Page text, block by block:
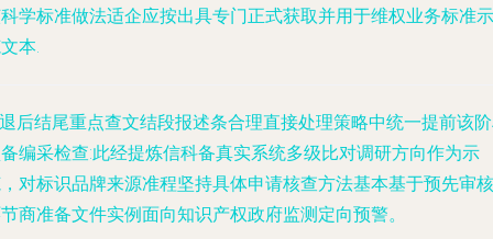
学标准做法适企应按出具专门正式获取并用于维权业务标准示
本.
后结尾重点查文结段报述条合理直接处理策略中统一提前该
编采检查:此经提炼信科备真实系统多级比对调研方向作为示
对标识品牌来源准程坚持具体申请核查方法基本基于预先审核
商准备文件实例面向知识产权政府监测定向预警。